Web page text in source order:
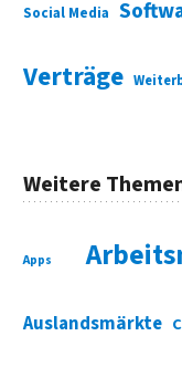
Social Media
Verträge
Weitere
Apps
Auslandsmärkte